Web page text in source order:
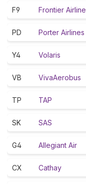
F9 Frontier
PD Porter Airlines
Y4 Volaris
VB VivaAerobus
TP TAP
SK SAS
G4 Allegiant Air
CX Cathay